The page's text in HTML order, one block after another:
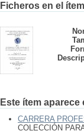
Ficheros en el ítem
Este ítem
CARRERA
COLECCIÓN